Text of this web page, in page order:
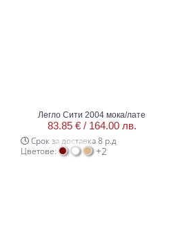
Легло Сити 2004 мока/лате
83.85 € / 164.00 лв.
Срок за доставка 8 р.д
Цветове:
+2